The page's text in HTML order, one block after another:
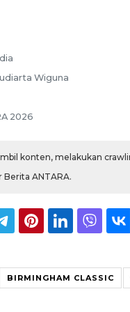
Wiguna
2026
konten, melakukan
ANTARA.
BIRMINGHAM CLASSIC